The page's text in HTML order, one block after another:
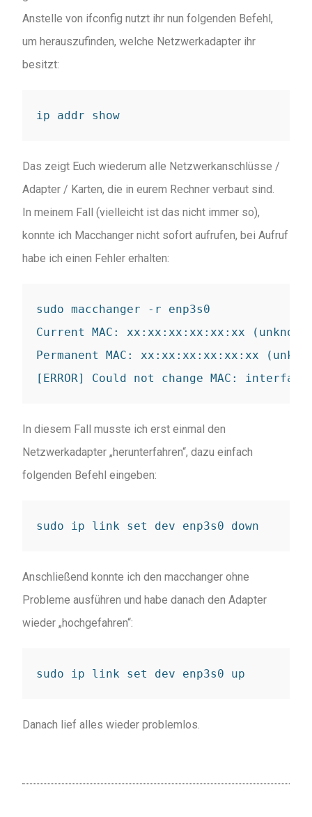
Anstelle von ifconfig nutzt ihr nun folgenden Befehl,
um herauszufinden, welche Netzwerkadapter ihr
besitzt:
ip addr show
Das zeigt Euch wiederum alle Netzwerkanschlüsse /
Adapter / Karten, die in eurem Rechner verbaut sind.
In meinem Fall (vielleicht ist das nicht immer so),
konnte ich Macchanger nicht sofort aufrufen, bei Aufruf
habe ich einen Fehler erhalten:
sudo macchanger -r enp3s0
Current MAC: xx:xx:xx:xx:xx:xx
Permanent MAC: xx:xx:xx:xx:xx:xx
In diesem Fall musste ich erst einmal den
Netzwerkadapter „herunterfahren“, dazu einfach
folgenden Befehl eingeben:
sudo ip link set dev enp3s0 down
Anschließend konnte ich den macchanger ohne
Probleme ausführen und habe danach den Adapter
wieder „hochgefahren“:
sudo ip link set dev enp3s0 up
Danach lief alles wieder problemlos.